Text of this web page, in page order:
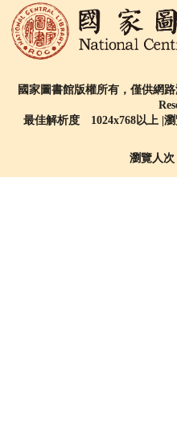
國家圖書館版權所有，僅供網
最佳解析度 1024x768以上 |
瀏覽人次